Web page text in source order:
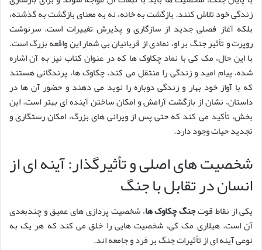
زندگی خود تلاش کنند. بازگشت به خانه، نه به معنای بازگشت به گذشته،
بلکه آغاز فصلی جدید از سازگاری و پذیرش تغییرات است. سرنوشت
روپرت و تأثیر جنگ بر او، نمادی از قربانیان بی شمار این واقعه بزرگ است.
با این حال، مک کی با نماد چکاوک ها که در عنوان کتاب نیز به آن اشاره
شده، پیام امید و زندگی را منتقل می کند. چکاوک ها، پرندگانی هستند
که با آواز خود بهار و زندگی دوباره را نوید می دهند و حضور آن ها در
داستان، نشان از بازگشت آرامش و امکان ساختن آینده ای بهتر است. این
بخش، تأکید می کند که حتی پس از ویرانی های بزرگ، امکان رستگاری و
تجدید حیات وجود دارد.
شخصیت های اصلی و تأثیرگذار: آینه ای از
انسان در تقابل با جنگ
یکی از نقاط قوتجنگ چکاوک ها، شخصیت پردازی های عمیق و چندبعدی
آن است. هیلاری مک کی، شخصیت هایی را خلق می کند که هر یک به
نوعی آینه ای از تأثیرات جنگ بر فرد و جامعه اند.